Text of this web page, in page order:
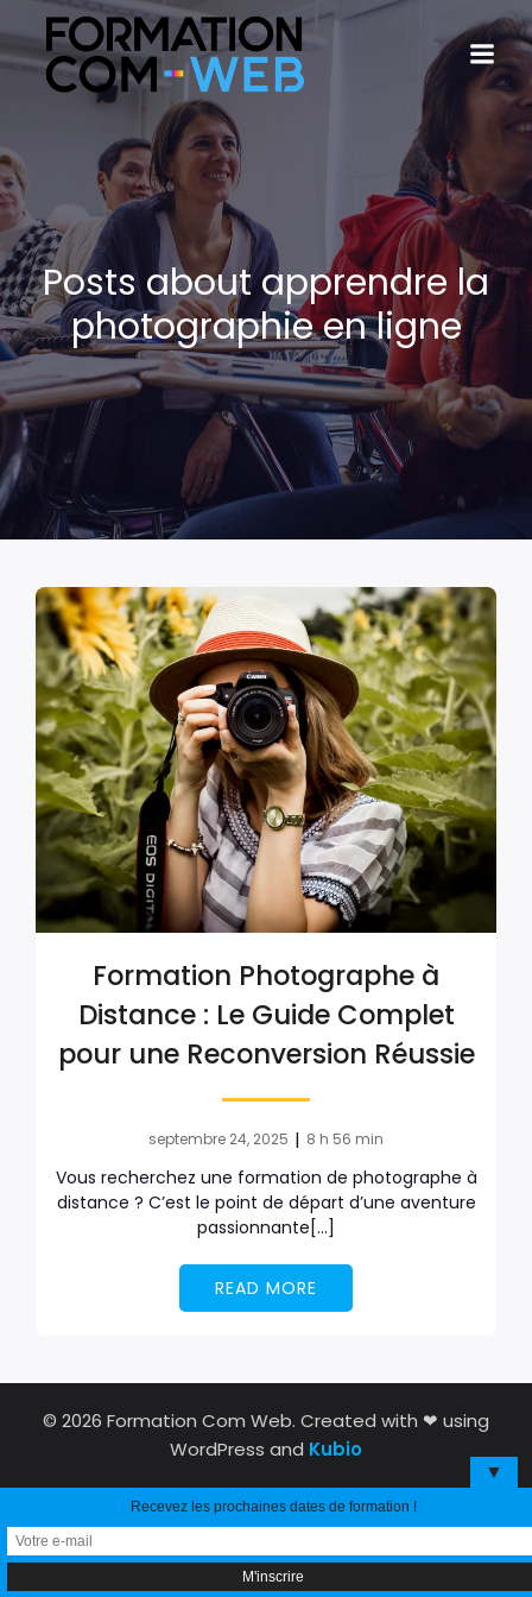
Posts about apprendre la
photographie en ligne
Formation Photographe à
Distance : Le Guide Complet
pour une Reconversion Réussie
septembre 24, 2025 | 8 h 56 min
Vous recherchez une formation de photographe à
distance ? C’est le point de départ d’une aventure
passionnante[…]
READ MORE
© 2026 Formation Com Web. Created with ❤ using
WordPress and Kubio
▼
Recevez les prochaines dates de formation !